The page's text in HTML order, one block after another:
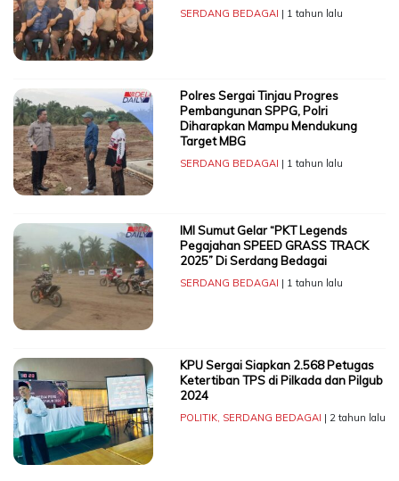
SERDANG BEDAGAI | 1 tahun lalu
Polres Sergai Tinjau Progres
Pembangunan SPPG, Polri
Diharapkan Mampu Mendukung
Target MBG
SERDANG BEDAGAI | 1 tahun lalu
IMI Sumut Gelar “PKT Legends
Pegajahan SPEED GRASS TRACK
2025” Di Serdang Bedagai
SERDANG BEDAGAI | 1 tahun lalu
KPU Sergai Siapkan 2.568 Petugas
Ketertiban TPS di Pilkada dan Pilgub
2024
POLITIK, SERDANG BEDAGAI | 2 tahun lalu